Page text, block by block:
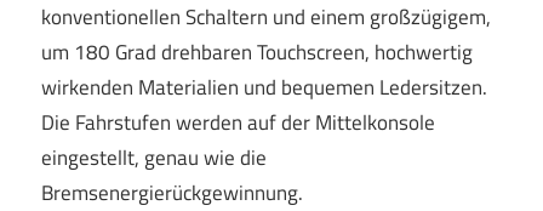
konventionellen Schaltern und einem großzügigem,
um 180 Grad drehbaren Touchscreen, hochwertig
wirkenden Materialien und bequemen Ledersitzen.
Die Fahrstufen werden auf der Mittelkonsole
eingestellt, genau wie die
Bremsenergierückgewinnung.